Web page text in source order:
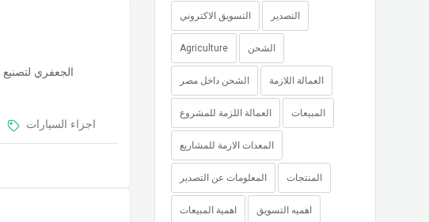
الجعفري لتصنيع
اجزاء السيارات
التسويق الاكتروني التصدير
Agriculture الشحن
الشحن داخل مصر العمالة اللازمة
العمالة اللزمة للمشروع المبيعات
المعدات الازمة للمشاريع
المعلومات عن التصدير المنتجات
اهمية المبيعات اهميه التسويق